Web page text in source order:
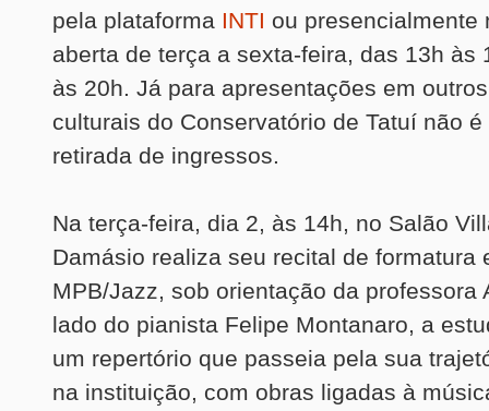
pela plataforma INTI ou presencialmente
aberta de terça a sexta-feira, das 13h às
às 20h. Já para apresentações em
culturais do Conservatório de Tatuí não
retirada de ingressos.
Na terça-feira, dia 2, às 14h, no Salão
Damásio realiza seu recital de formatura
MPB/Jazz, sob orientação da professora
lado do pianista Felipe Montanaro, a
um repertório que passeia pela sua
na instituição, com obras ligadas à